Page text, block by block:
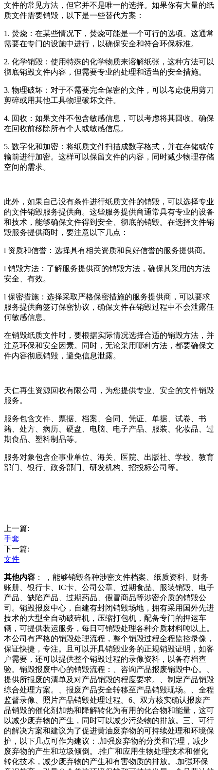
文件的常见方法，但它并不是唯一的选择。如果你有大量的纸
质文件需要销毁，以下是一些替代方案：
1. 焚烧：在某些情况下，焚烧可能是一个可行的选项。这通常
需要在专门的设施中进行，以确保安全和符合环保标准。
2. 化学销毁：使用特殊的化学物质来溶解纸张，这种方法可以
彻底销毁文件内容，但需要专业的处理和适当的安全措施。
3. 物理破坏：对于不需要完全保密的文件，可以考虑使用剪刀
剪碎或用其他工具物理破坏文件。
4. 回收：如果文件不包含敏感信息，可以考虑将其回收。确保
在回收前移除所有个人或敏感信息。
5. 数字化和加密：将纸质文件扫描成数字格式，并在存储或传
输前进行加密。这样可以保留文件的内容，同时减少物理存储
空间的需求。
此外，如果自己没有条件进行纸质文件的销毁，可以选择专业
的文件销毁服务提供商。这些服务提供商通常具有专业的设备
和技术，能够确保文件得到安全、彻底的销毁。在选择文件销
毁服务提供商时，要注意以下几点：
l 资质和信誉：选择具有相关资质和良好信誉的服务提供商。
l 销毁方法：了解服务提供商的销毁方法，确保其采用的方法
安全、有效。
l 保密措施：选择采取严格保密措施的服务提供商，可以要求
服务提供商签订保密协议，确保文件在销毁过程中不会泄露任
何敏感信息。
在销毁纸质文件时，要根据实际情况选择合适的销毁方法，并
注意环保和安全因素。同时，无论采用哪种方法，都要确保文
件内容彻底销毁，避免信息泄露。
天仁再生资源回收有限公司，为您提供专业、安全的文件销毁
服务。
服务包含文件、票据、档案、合同、凭证、单据、试卷、书
籍、处方、病历、硬盘、电脑、电子产品、服装、化妆品、过
期食品、塑料制品等。
服务对象包含企事业单位、海关、医院、出版社、学校、教育
部门、银行、政务部门、研发机构、招投标公司等。
上一篇:
手套
下一篇:
文件
其他内容 ： ，能够销毁各种涉密文件档案、纸质资料、财务
账册、银行卡、IC卡、公司公章、过期食品、服装销毁、电子
产品、缺陷产品、过期药品、假冒商品等涉密介质的销毁公
司。销毁报废中心，自建有封闭销毁场地，拥有采用国外先进
技术的大型全自动破碎机，压缩打包机，配备专门的押运车
辆，可提供装运服务，每日可销毁处理各种介质材料吨以上。
本公司有严格的销毁处理流程，整个销毁过程全程监控录像，
保证快捷，专注。且可以开具销毁业务的正规销毁证明，如客
户需要，还可以提供整个销毁过程的录像资料，以备存档查
验。销毁报废中心的销毁流程：、咨询产品报废销毁中心。、
提供所报废的清单及对产品销毁的程度要求。、制定产品销毁
综合处理方案。、报废产品安全转移至产品销毁现场。、全程
监督录像、照片产品销毁处理过程。6、双方核实确认报废产
品销毁的催化剂加热和降解转化为有用的化合物和能量，这可
以减少废弃物的产生，同时可以减少污染物的排放。三、可行
的解决方案和建议为了促进黄油废弃物的可持续处理和环境保
护，以下几点可作为建议：.加强废弃物的分类和管理，减少
废弃物的产生和垃圾倾倒。.推广和应用生物处理技术和催化
转化技术，减少废弃物的产生和有害物质的排放。.加强环保